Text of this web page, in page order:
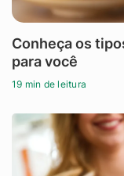
Conheça os
para você
19 min de leitura